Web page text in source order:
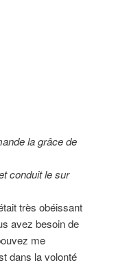
la grâce de
conduit le sur
très obéissant
avez besoin de
me
dans la volonté